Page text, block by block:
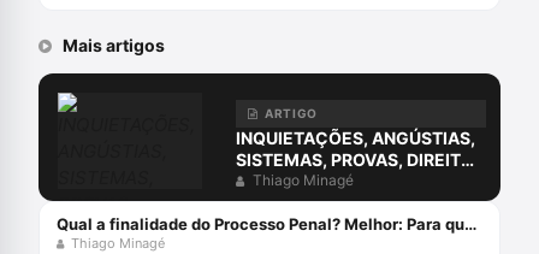
Mais artigos
ARTIGO
INQUIETAÇÕES, ANGÚSTIAS,
SISTEMAS, PROVAS, DIREITO
E O ERRO DA COMPREENSÃO
JURÍDICA ESTUDANDO
APENAS O DIREITO.
Thiago Minagé
Qual a finalidade do Processo Penal? Melhor: Para que serve o Processo Penal?
Thiago Minagé